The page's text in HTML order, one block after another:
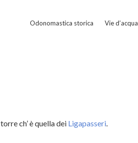
Odonomastica storica Vie d’acqua
ch’ è quella dei Ligapasseri.